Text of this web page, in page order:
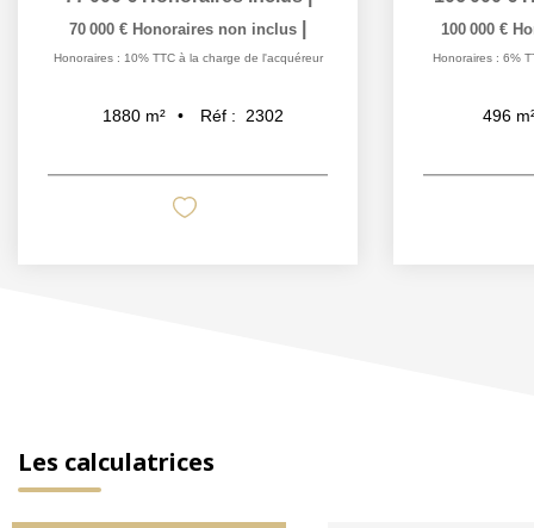
70 000 € Honoraires non inclus
Honoraires : 10% TTC à la charge de l'acquéreur
1880 m² Réf : 2302
100 000 €
Honoraires : 6%
496
Les calculatrices